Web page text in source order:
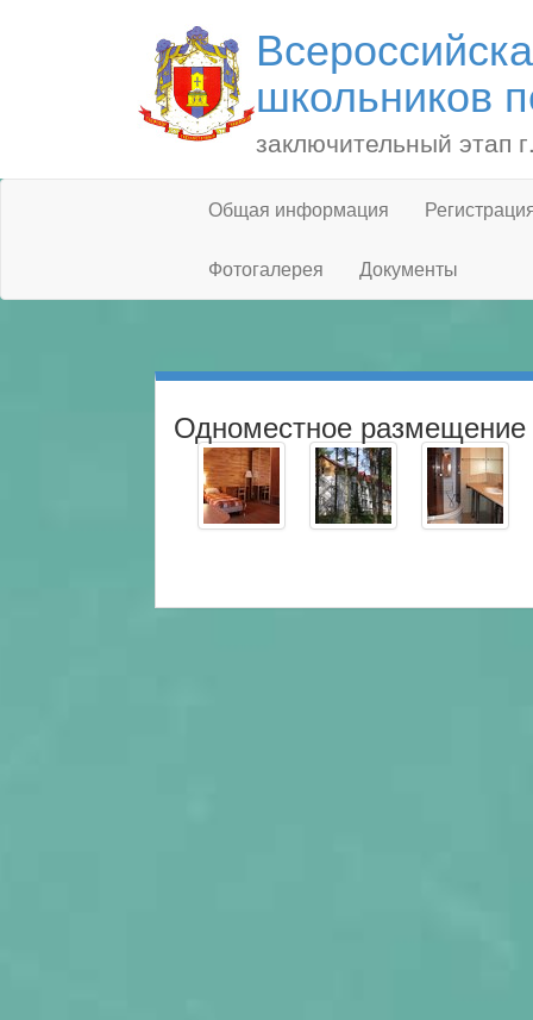
школьников
заключительный этап
Общая информация
Фотогалерея Документы
Одноместное